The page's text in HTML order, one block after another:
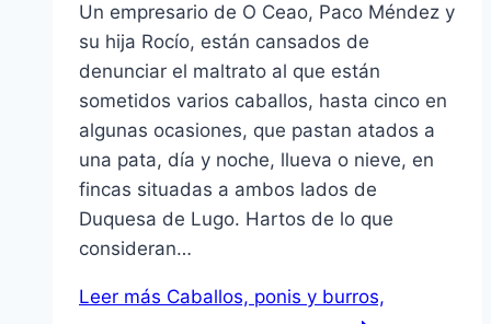
Un empresario de O Ceao, Paco Méndez y
su hija Rocío, están cansados de
denunciar el maltrato al que están
sometidos varios caballos, hasta cinco en
algunas ocasiones, que pastan atados a
una pata, día y noche, llueva o nieve, en
fincas situadas a ambos lados de
Duquesa de Lugo. Hartos de lo que
consideran…
Leer más Caballos, ponis y burros,